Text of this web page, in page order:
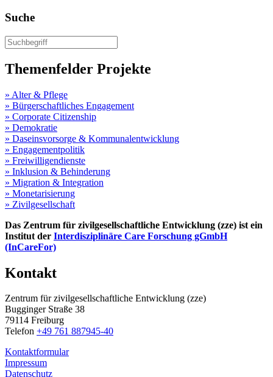
Suche
Themenfelder Projekte
» Alter & Pflege
» Bürgerschaftliches Engagement
» Corporate Citizenship
» Demokratie
» Daseinsvorsorge & Kommunalentwicklung
» Engagementpolitik
» Freiwilligendienste
» Inklusion & Behinderung
» Migration & Integration
» Monetarisierung
» Zivilgesellschaft
Das Zentrum für zivilgesellschaftliche Entwicklung (zze) ist ein
Institut der Interdisziplinäre Care Forschung gGmbH
(InCareFor)
Kontakt
Zentrum für zivilgesellschaftliche Entwicklung (zze)
Bugginger Straße 38
79114 Freiburg
Telefon +49 761 887945-40
Kontaktformular
Impressum
Datenschutz